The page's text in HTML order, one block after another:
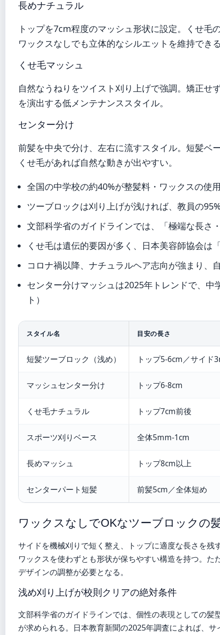
長めナチュラル
トップを7cm程度のマッシュ形状に設定。くせ毛
ワックスなしでも立体的なシルエットを維持でき
くせ毛マッシュ
自然なうねりをツイスト刈り上げで強調。矯正せ
を演出する低メンテナンススタイル。
センター分け
前髪を中央で分け、左右に流すスタイル。短髪ベ
くせ毛があれば自然な動きが出やすい。
全国の中学校の約40%が整髪料・ワックスの使
ツーブロックは刈り上げが浅ければ、教員の
文部科学省のガイドラインでは、「極端な長さ
くせ毛は遺伝的要因が多く、日本美容師協会は
コロナ禍以降、ナチュラルヘア志向が強まり、
センター分けマッシュは2025年トレンドで、
ト）
スタイル名 目安の長さ
短髪ツーブロック（浅め） トップ5-6cm／サイド
マッシュセンター分け トップ6-8cm
くせ毛ナチュラル トップ7cm前後
スポーツ刈りベース 全体5mm-1cm
長めマッシュ トップ8cm以上
センターパート短髪 前髪5cm／全体短め
ワックスなしでOKなツーブロックの
サイドを機械刈りで短く整え、トップに適度な長さを残
ワックスを使わずとも形状が保ちやすい構造を持つ。
デザインの調整が必要となる。
浅め刈り上げが校則クリアの絶対条件
文部科学省のガイドラインでは、個性の表現としての
が求められる。日本教育新聞の2025年調査によれば、